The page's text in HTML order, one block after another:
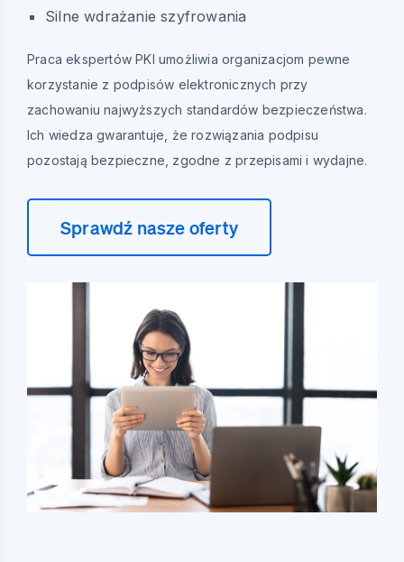
Silne wdrażanie szyfrowania
Praca ekspertów PKI umożliwia organizacjom pewne
korzystanie z podpisów elektronicznych przy
zachowaniu najwyższych standardów bezpieczeństwa.
Ich wiedza gwarantuje, że rozwiązania podpisu
pozostają bezpieczne, zgodne z przepisami i wydajne.
Sprawdź nasze oferty